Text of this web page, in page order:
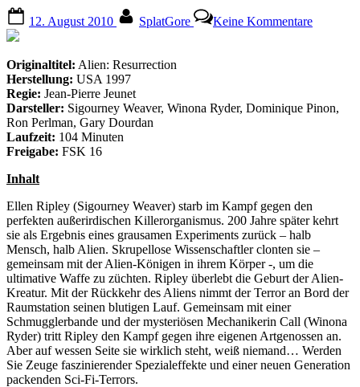
on
12. August 2010 SplatGore Keine KommentareAlien
Originaltitel: Alien: Resurrection
Herstellung: USA 1997
Regie: Jean-Pierre Jeunet
Darsteller: Sigourney Weaver, Winona Ryder, Dominique Pinon,
Ron Perlman, Gary Dourdan
Laufzeit: 104 Minuten
Freigabe: FSK 16
Inhalt
Ellen Ripley (Sigourney Weaver) starb im Kampf gegen den
perfekten außerirdischen Killerorganismus. 200 Jahre später kehrt
sie als Ergebnis eines grausamen Experiments zurück – halb
Mensch, halb Alien. Skrupellose Wissenschaftler clonten sie –
gemeinsam mit der Alien-Königen in ihrem Körper -, um die
ultimative Waffe zu züchten. Ripley überlebt die Geburt der Alien-
Kreatur. Mit der Rückkehr des Aliens nimmt der Terror an Bord der
Raumstation seinen blutigen Lauf. Gemeinsam mit einer
Schmugglerbande und der mysteriösen Mechanikerin Call (Winona
Ryder) tritt Ripley den Kampf gegen ihre eigenen Artgenossen an.
Aber auf wessen Seite sie wirklich steht, weiß niemand… Werden
Sie Zeuge faszinierender Spezialeffekte und einer neuen Generation
packenden Sci-Fi-Terrors.